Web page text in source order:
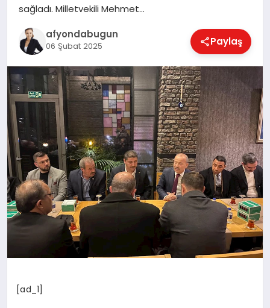
SAĞLIK
SIYASET
SPOR
YAŞAM
sağladı. Milletvekili Mehmet…
afyondabugun
06 Şubat 2025 Paylaş
[ad_1]